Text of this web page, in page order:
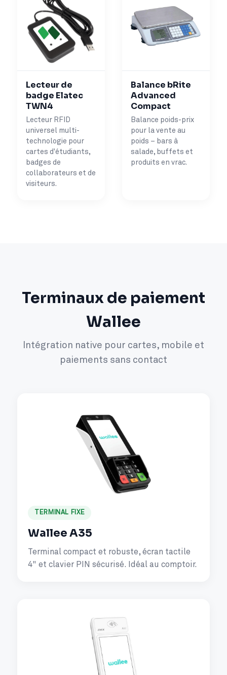
Lecteur de
badge Elatec
TWN4
Lecteur RFID
universel multi-
technologie pour
cartes d'étudiants,
badges de
collaborateurs et de
visiteurs.
Balance bRite
Advanced
Compact
Balance poids-prix
pour la vente au
poids – bars à
salade, buffets et
produits en vrac.
Terminaux de paiement
Wallee
Intégration native pour cartes, mobile et
paiements sans contact
TERMINAL FIXE
Wallee A35
Terminal compact et robuste, écran tactile
4" et clavier PIN sécurisé. Idéal au comptoir.